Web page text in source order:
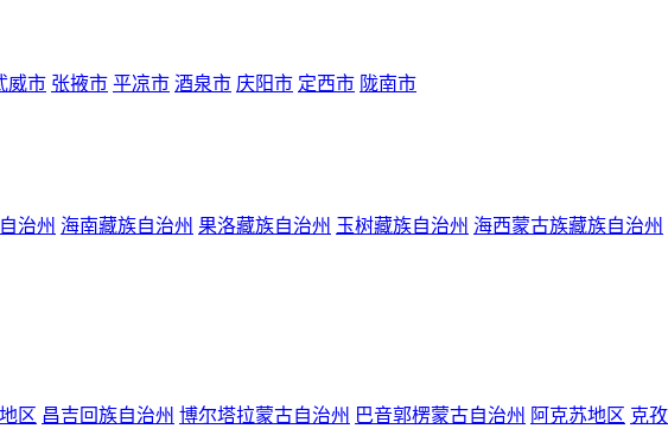
威市 张掖市 平凉市 酒泉市 庆阳市 定西市 陇南市
治州 海南藏族自治州 果洛藏族自治州 玉树藏族自治州 海西蒙古族藏族自治州
区 昌吉回族自治州 博尔塔拉蒙古自治州 巴音郭楞蒙古自治州 阿克苏地区 克